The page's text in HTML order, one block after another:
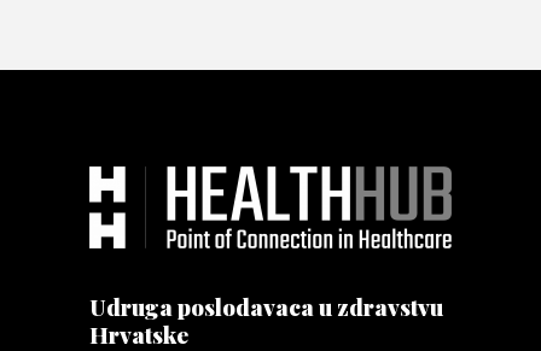
Udruga poslodavaca u zdravstvu
Hrvatske